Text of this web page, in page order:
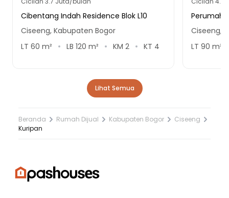
Cibentang Indah Residence Blok L10
Ciseeng, Kabupaten Bogor
LT 60 m² LB 120 m² KM 2 KT 4
Ciseeng,
LT 90 m²
Lihat Semua
Beranda Rumah Dijual Kabupaten Bogor
Ciseeng
Kuripan